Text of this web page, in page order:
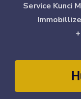
Service Kunci